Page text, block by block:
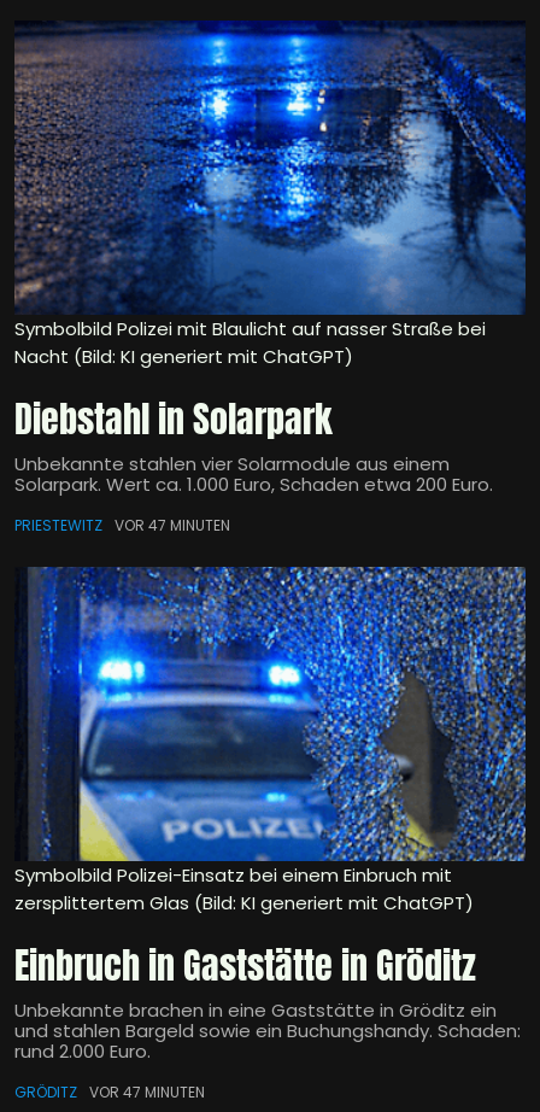
Symbolbild Polizei mit Blaulicht auf nasser Straße bei
Nacht (Bild: KI generiert mit ChatGPT)
Diebstahl in Solarpark
Unbekannte stahlen vier Solarmodule aus einem
Solarpark. Wert ca. 1.000 Euro, Schaden etwa 200 Euro.
PRIESTEWITZ VOR 47 MINUTEN
Symbolbild Polizei-Einsatz bei einem Einbruch mit
zersplittertem Glas (Bild: KI generiert mit ChatGPT)
Einbruch in Gaststätte in Gröditz
Unbekannte brachen in eine Gaststätte in Gröditz ein
und stahlen Bargeld sowie ein Buchungshandy. Schaden:
rund 2.000 Euro.
GRÖDITZ VOR 47 MINUTEN